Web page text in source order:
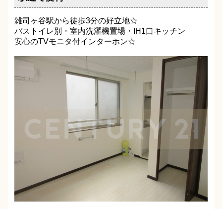
雑司ヶ谷駅から徒歩3分の好立地☆
バストイレ別・室内洗濯機置場・IH1口キッチン
安心のTVモニタ付インターホン☆